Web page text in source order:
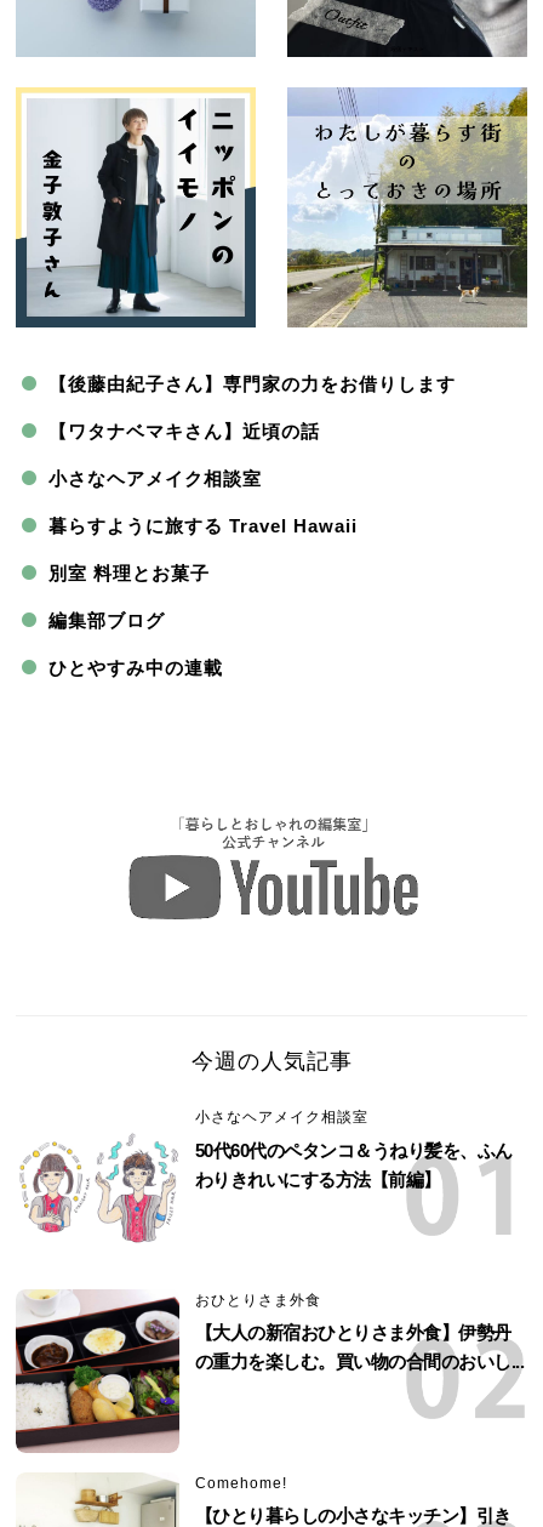
【後藤由紀子さん】専門家の力をお借りします
【ワタナベマキさん】近頃の話
小さなヘアメイク相談室
暮らすように旅する Travel Hawaii
別室 料理とお菓子
編集部ブログ
ひとやすみ中の連載
今週の人気記事
小さなヘアメイク相談室
50代60代のペタンコ＆うねり髪を、ふん
わりきれいにする方法【前編】
おひとりさま外食
【大人の新宿おひとりさま外食】伊勢丹
の重力を楽しむ。買い物の合間のおいし...
Comehome!
【ひとり暮らしの小さなキッチン】引き